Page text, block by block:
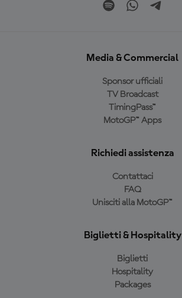
Media & Commercial
Sponsor ufficiali
TV Broadcast
TimingPass™
MotoGP™ Apps
Richiedi assistenza
Contattaci
FAQ
Unisciti alla MotoGP™
Biglietti & Hospitality
Biglietti
Hospitality
Packages